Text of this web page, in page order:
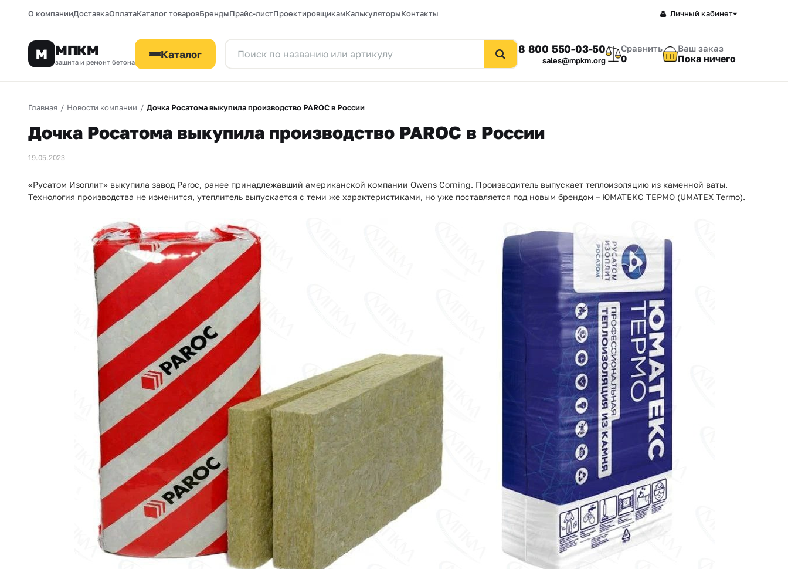
О компанииДоставкаОплатаКаталог товаровБрендыПрайс-листПроектировщикамКалькуляторыКонтакты Личный кабинет
М МПКМ
защита и ремонт бетона
Каталог 8 800 550-03-50
sales@mpkm.org
Сравнить
0
Ваш заказ
Пока ничего
Главная / Новости компании / Дочка Росатома выкупила производство PAROC в России
Дочка Росатома выкупила производство PAROC в России
19.05.2023
«Русатом Изоплит» выкупила завод Paroc, ранее принадлежавший американской компании Owens Corning. Производитель выпускает теплоизоляцию из каменной ваты.
Технология производства не изменится, утеплитель выпускается с теми же характеристиками, но уже поставляется под новым брендом – ЮМАТЕКС ТЕРМО (UMATEX Termo).